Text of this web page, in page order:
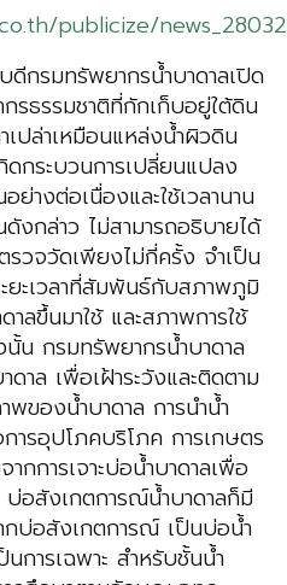
publicize/
กรมทรัพยากรน้ำบาดาลเปิด
รธรรมชาติที่กักเก็บอยู่ใต้ดิน
เปล่าเหมือนแหล่งน้ำผิวดิน
กระบวนการเปลี่ยนแปลง
างต่อเนื่องและใช้เวลานาน
งกล่าว ไม่สามารถอธิบายได้
รวจวัดเพียงไม่กี่ครั้ง จำเป็น
ะเวลาที่สัมพันธ์กับสภาพภูมิ
ลขึ้นมาใช้ และสภาพการใช้
น กรมทรัพยากรน้ำบาดาล
าล เพื่อเฝ้าระวังและติดตาม
ของน้ำบาดาล การนำน้ำ
ารอุปโภคบริโภค การเกษตร
กการเจาะบ่อน้ำบาดาลเพื่อ
บ่อสังเกตการณ์น้ำบาดาลก็มี
บ่อสังเกตการณ์ เป็นบ่อน้ำ
การเฉพาะ สำหรับชั้นน้ำ